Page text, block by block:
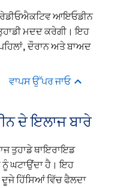
ਰੇਡੀਓਐਕਟਿਵ ਆਇਓਡੀਨ
ਮਦਦ ਕਰੇਗੀ। ਇਹ
ਦੌਰਾਨ ਅਤੇ ਬਾਅਦ
ਵਾਪਸ ਉੱਪਰ ਜਾਓ
ਦੇ ਇਲਾਜ ਬਾਰੇ
ਤੁਹਾਡੇ ਥਾਇਰਾਇਡ
ਘਟਾਉਂਦਾ ਹੈ। ਇਹ
ਹਿੱਸਿਆਂ ਵਿੱਚ ਫੈਲਦਾ